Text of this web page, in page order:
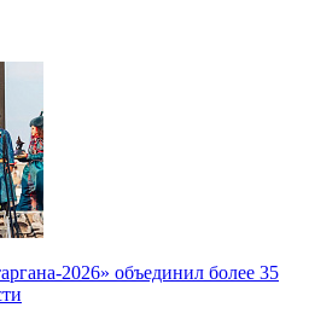
2026» объединил более 35